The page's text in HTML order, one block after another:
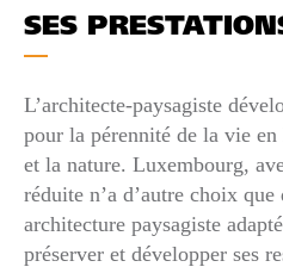
SES
L’architecte-paysagiste
pour la pérennité de la vie
et la nature. Luxembourg,
réduite n’a d’autre choix que
architecture paysagiste
préserver et développer ses